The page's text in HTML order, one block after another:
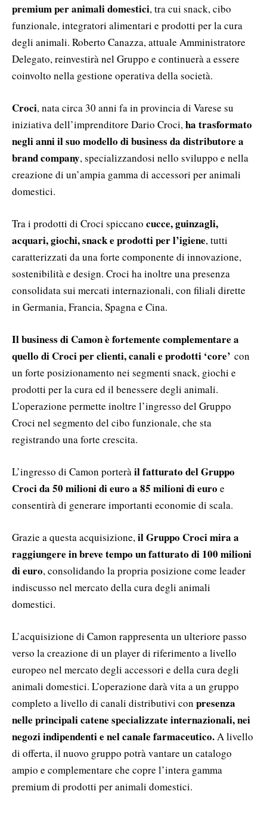
premium per animali domestici, tra cui snack, cibo
funzionale, integratori alimentari e prodotti per la cura
degli animali. Roberto Canazza, attuale Amministratore
Delegato, reinvestirà nel Gruppo e continuerà a essere
coinvolto nella gestione operativa della società.
Croci, nata circa 30 anni fa in provincia di Varese su
iniziativa dell’imprenditore Dario Croci, ha trasformato
negli anni il suo modello di business da distributore a
brand company, specializzandosi nello sviluppo e nella
creazione di un’ampia gamma di accessori per animali
domestici.
Tra i prodotti di Croci spiccano cucce, guinzagli,
acquari, giochi, snack e prodotti per l’igiene, tutti
caratterizzati da una forte componente di innovazione,
sostenibilità e design. Croci ha inoltre una presenza
consolidata sui mercati internazionali, con filiali dirette
in Germania, Francia, Spagna e Cina.
Il business di Camon è fortemente complementare a
quello di Croci per clienti, canali e prodotti ‘core’ con
un forte posizionamento nei segmenti snack, giochi e
prodotti per la cura ed il benessere degli animali.
L’operazione permette inoltre l’ingresso del Gruppo
Croci nel segmento del cibo funzionale, che sta
registrando una forte crescita.
L’ingresso di Camon porterà il fatturato del Gruppo
Croci da 50 milioni di euro a 85 milioni di euro e
consentirà di generare importanti economie di scala.
Grazie a questa acquisizione, il Gruppo Croci mira a
raggiungere in breve tempo un fatturato di 100 milioni
di euro, consolidando la propria posizione come leader
indiscusso nel mercato della cura degli animali
domestici.
L’acquisizione di Camon rappresenta un ulteriore passo
verso la creazione di un player di riferimento a livello
europeo nel mercato degli accessori e della cura degli
animali domestici. L’operazione darà vita a un gruppo
completo a livello di canali distributivi con presenza
nelle principali catene specializzate internazionali, nei
negozi indipendenti e nel canale farmaceutico. A livello
di offerta, il nuovo gruppo potrà vantare un catalogo
ampio e complementare che copre l’intera gamma
premium di prodotti per animali domestici.